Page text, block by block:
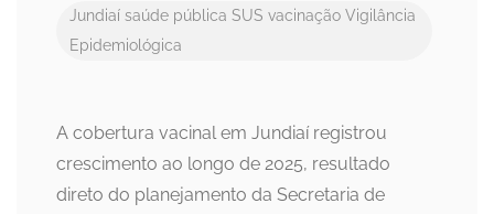
Jundiaí saúde pública SUS vacinação Vigilância
Epidemiológica
A cobertura vacinal em Jundiaí registrou
crescimento ao longo de 2025, resultado
direto do planejamento da Secretaria de